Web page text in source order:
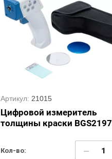
Артикул: 21015
Цифровой измеритель
толщины краски BGS2197
Кол-во: −